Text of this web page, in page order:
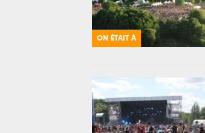
ON ÉTAIT À